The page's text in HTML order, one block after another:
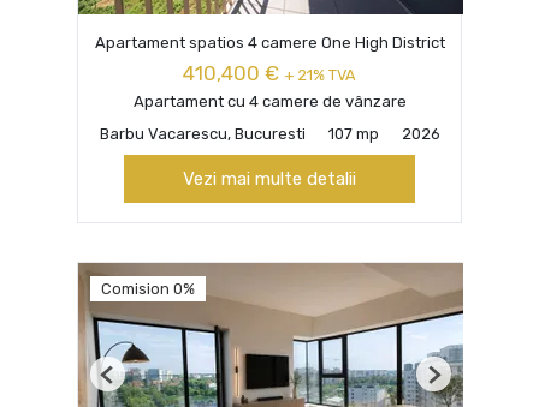
Apartament spatios 4 camere One High District
410,400 € + 21% TVA
Apartament cu 4 camere de vânzare
Barbu Vacarescu, Bucuresti
107 mp 2026
Vezi mai multe detalii
Comision 0%
Previous Next